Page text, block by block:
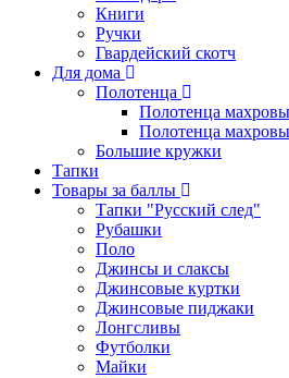
Книги
Ручки
Гвардейский скотч
Для дома
Полотенца
Полотенца
Полотенца
Большие кружки
Тапки
Товары за баллы
Тапки "Русский след"
Рубашки
Поло
Джинсы и слаксы
Джинсовые куртки
Джинсовые пиджаки
Лонгсливы
Футболки
Майки